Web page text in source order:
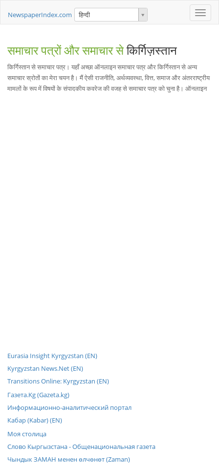
Toggle
NewspaperIndex.com हिन्दी
समाचार पत्रों और समाचार सेकिर्गिज़स्तान
किर्गिस्तान से समाचार पत्र। यहाँ अच्छा ऑनलाइन समाचार पत्र और किर्गिस्तान से अन्य
समाचार स्रोतों का मेरा चयन है। मैं ऐसी राजनीति, अर्थव्यवस्था, वित्त, समाज और अंतरराष्ट्रीय
मामलों के रूप में विषयों के संपादकीय कवरेज की वजह से समाचार पत्र को चुना है। ऑनलाइन
Eurasia Insight Kyrgyzstan (EN)
Kyrgyzstan News.Net (EN)
Transitions Online: Kyrgyzstan (EN)
Газета.Kg (Gazeta.kg)
Информационно-аналитический портал
Кабар (Kabar) (EN)
Моя столица
Слово Кыргызстана - Общенациональная газета
Чындык ЗАМАН менен өлчөнөт (Zaman)